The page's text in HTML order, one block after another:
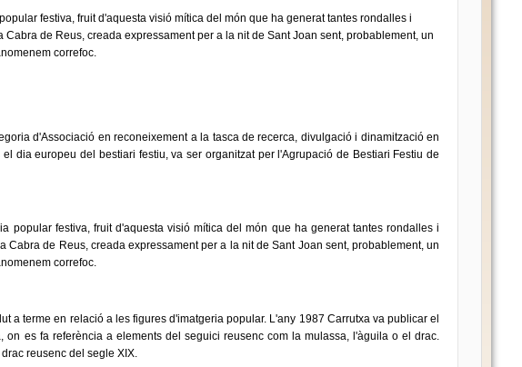
festiva, fruit d'aquesta visió mítica del món que ha generat tantes rondalles i
de Reus, creada expressament per a la nit de Sant Joan sent, probablement, un
correfoc.
d'Associació en reconeixement a la tasca de recerca, divulgació i dinamització en
dia europeu del bestiari festiu, va ser organitzat per l'Agrupació de Bestiari Festiu de
popular festiva, fruit d'aquesta visió mítica del món que ha generat tantes rondalles i
Cabra de Reus, creada expressament per a la nit de Sant Joan sent, probablement, un
correfoc.
a terme en relació a les figures d'imatgeria popular. L'any 1987 Carrutxa va publicar el
on es fa referència a elements del seguici reusenc com la mulassa, l'àguila o el drac.
reusenc del segle XIX.